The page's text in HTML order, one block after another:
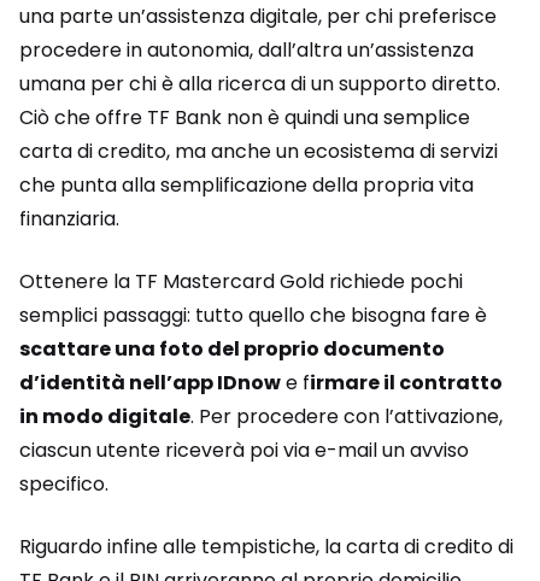
una parte un’assistenza digitale, per chi preferisce
procedere in autonomia, dall’altra un’assistenza
umana per chi è alla ricerca di un supporto diretto.
Ciò che offre TF Bank non è quindi una semplice
carta di credito, ma anche un ecosistema di servizi
che punta alla semplificazione della propria vita
finanziaria.
Ottenere la TF Mastercard Gold richiede pochi
semplici passaggi: tutto quello che bisogna fare è
scattare una foto del proprio documento
d’identità nell’app IDnowe firmare il contratto
in modo digitale. Per procedere con l’attivazione,
ciascun utente riceverà poi via e-mail un avviso
specifico.
Riguardo infine alle tempistiche, la carta di credito di